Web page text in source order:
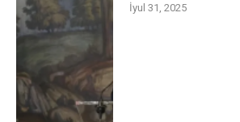
İyul 31, 2025